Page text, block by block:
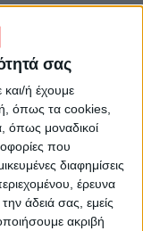
σας
και/ή έχουμε
όπως τα cookies,
όπως μοναδικοί
που
διαφημίσεις
έρευνα
άδειά σας, εμείς
ακριβή
ΝΕΟΣ
της
Θεσσαλίας